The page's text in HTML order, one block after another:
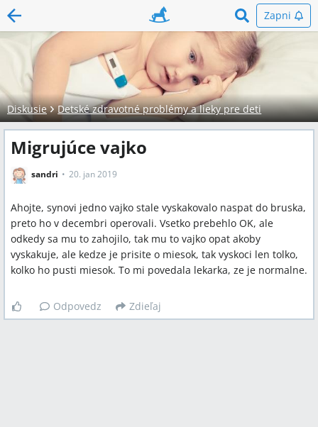
Zapni
Diskusie Detské zdravotné problémy a lieky pre deti
Migrujúce vajko
sandri 20. jan 2019
Ahojte, synovi jedno vajko stale vyskakovalo naspat do bruska,
preto ho v decembri operovali. Vsetko prebehlo OK, ale
odkedy sa mu to zahojilo, tak mu to vajko opat akoby
vyskakuje, ale kedze je prisite o miesok, tak vyskoci len tolko,
kolko ho pusti miesok. To mi povedala lekarka, ze je normalne.
Odpovedz Zdieľaj